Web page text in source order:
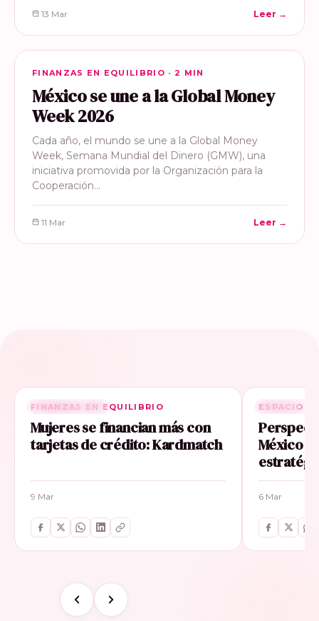
13 Mar Leer →
FINANZAS EN EQUILIBRIO
FINANZAS EN EQUILIBRIO · 2 MIN
México se une a la Global Money
Week 2026
Cada año, el mundo se une a la Global Money
Week, Semana Mundial del Dinero (GMW), una
iniciativa promovida por la Organización para la
Cooperación…
11 Mar Leer →
RELACIONADA
FINANZAS EN EQUILIBRIO
Mujeres se financian más con
tarjetas de crédito: Kardmatch
9 Mar
ESPACIO
México
6 Mar